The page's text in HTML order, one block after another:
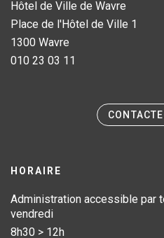
Hôtel de Ville de Wavre
Place de l'Hôtel de Ville 1
1300 Wavre
010 23 03 11
HORAIRE
Administration accessible par
vendredi
8h30 > 12h